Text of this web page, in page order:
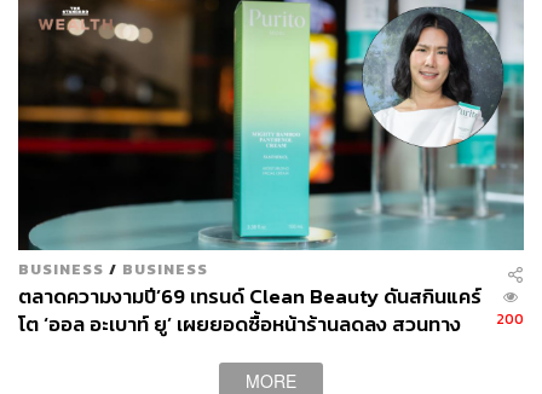
BUSINESS / BUSINESS
ตลาดความงามปี’69 เทรนด์ Clean Beauty ดันสกินแคร์
โต ‘ออล อะเบาท์ ยู’ เผยยอดซื้อหน้าร้านลดลง สวนทาง
200
MORE